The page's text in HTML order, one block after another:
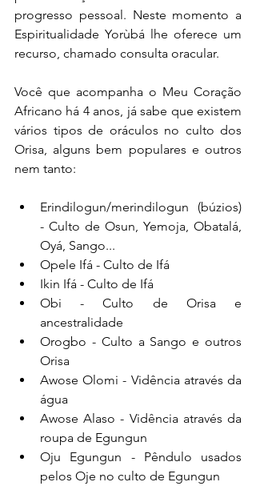
progresso pessoal. Neste momento a
Espiritualidade Yorùbá lhe oferece um
recurso, chamado consulta oracular.
Você que acompanha o Meu Coração
Africano há 4 anos, já sabe que existem
vários tipos de oráculos no culto dos
Orisa, alguns bem populares e outros
nem tanto:
Erindilogun/merindilogun (búzios)
- Culto de Osun, Yemoja, Obatalá,
Oyá, Sango...
Opele Ifá - Culto de Ifá
Ikin Ifá - Culto de Ifá
Obi - Culto de Orisa e
ancestralidade
Orogbo - Culto a Sango e outros
Orisa
Awose Olomi - Vidência através da
água
Awose Alaso - Vidência através da
roupa de Egungun
Oju Egungun - Pêndulo usados
pelos Oje no culto de Egungun